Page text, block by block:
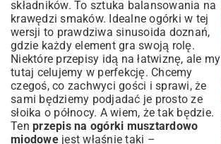
ogórków musztardowo-miodowych
Wybór ogórków: Które odmiany sprawdzą
się najlepiej?
Musztarda: Jaki rodzaj doda najlepszego
charakteru?
Miód: Słodki akcent i konserwant w jednym
Aromatyczne przyprawy: Dopełnienie
smaku marynaty
Przepis krok po kroku: Jak przygotować
składników. To sztuka balansowania na
krawędzi smaków. Idealne ogórki w tej
wersji to prawdziwa sinusoida doznań,
gdzie każdy element gra swoją rolę.
Niektóre przepisy idą na łatwiznę, ale my
tutaj celujemy w perfekcję. Chcemy
czegoś, co zachwyci gości i sprawi, że
sami będziemy podjadać je prosto ze
słoika o północy. A wiem, że tak będzie.
Ten przepis na ogórki musztardowo
miodowejest właśnie taki –